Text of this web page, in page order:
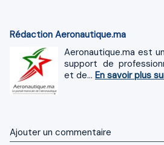
Rédaction Aeronautique.ma
Aeronautique.ma est
support de
et de... En savoir plus
Ajouter un commentaire